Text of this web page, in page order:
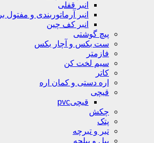
انبر قفلی
انبر آرماتوربندی و مفتول بر
انبر کف چین
پیچ گوشتی
ست بکس و آچار بکس
فازمتر
سیم لخت کن
کاتر
اره دستی و کمان اره
قیچی
قیچیpvc
چکش
پتک
تبر و تبرچه
بیل و بیلچه